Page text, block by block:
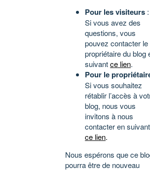
Pour les visiteurs :
Si vous avez des
questions, vous
pouvez contacter le
propriétaire du blog
suivantce lien.
Pour le
Si vous souhaitez
rétablir l’accès à
blog, nous vous
invitons à nous
contacter en suivant
ce lien.
Nous espérons que ce
pourra être de nouveau